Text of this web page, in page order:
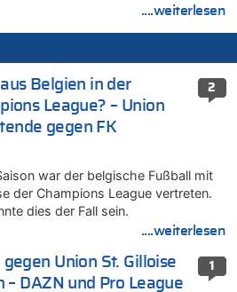
....weiterlesen
2
Belgien in der
League? – Union
gegen FK
war der belgische Fußball mit
der Champions League vertreten.
dies der Fall sein.
....weiterlesen
1
Union St. Gilloise
DAZN und Pro League